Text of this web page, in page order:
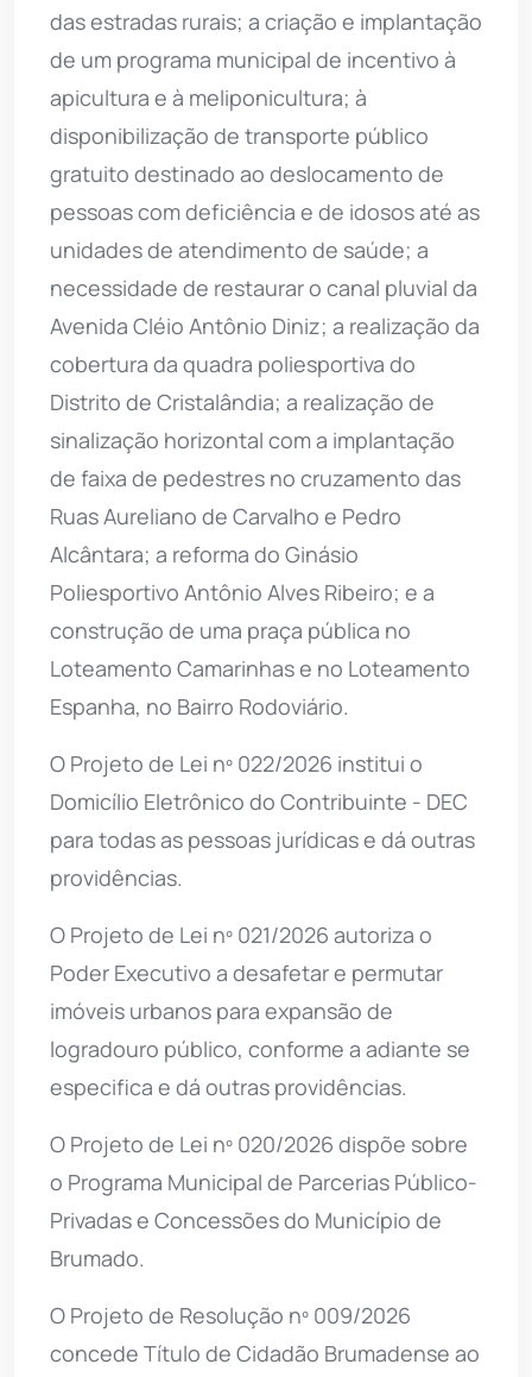
das estradas rurais; a criação e implantação
de um programa municipal de incentivo à
apicultura e à meliponicultura; à
disponibilização de transporte público
gratuito destinado ao deslocamento de
pessoas com deficiência e de idosos até as
unidades de atendimento de saúde; a
necessidade de restaurar o canal pluvial da
Avenida Cléio Antônio Diniz; a realização da
cobertura da quadra poliesportiva do
Distrito de Cristalândia; a realização de
sinalização horizontal com a implantação
de faixa de pedestres no cruzamento das
Ruas Aureliano de Carvalho e Pedro
Alcântara; a reforma do Ginásio
Poliesportivo Antônio Alves Ribeiro; e a
construção de uma praça pública no
Loteamento Camarinhas e no Loteamento
Espanha, no Bairro Rodoviário.
O Projeto de Lei nº 022/2026 institui o
Domicílio Eletrônico do Contribuinte - DEC
para todas as pessoas jurídicas e dá outras
providências.
O Projeto de Lei nº 021/2026 autoriza o
Poder Executivo a desafetar e permutar
imóveis urbanos para expansão de
logradouro público, conforme a adiante se
especifica e dá outras providências.
O Projeto de Lei nº 020/2026 dispõe sobre
o Programa Municipal de Parcerias Público-
Privadas e Concessões do Município de
Brumado.
O Projeto de Resolução nº 009/2026
concede Título de Cidadão Brumadense ao